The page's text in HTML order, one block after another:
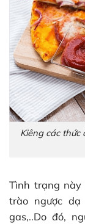
Kiêng các thức
Tình trạng này
trào ngược
gas,..Do đó,